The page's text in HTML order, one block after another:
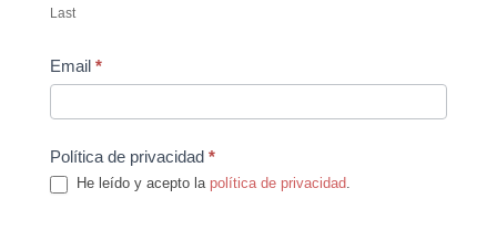
Last
Email *
Política de privacidad *
He leído y acepto la política de privacidad